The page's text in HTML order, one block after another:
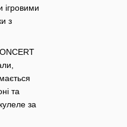
ігровими
з
та
за